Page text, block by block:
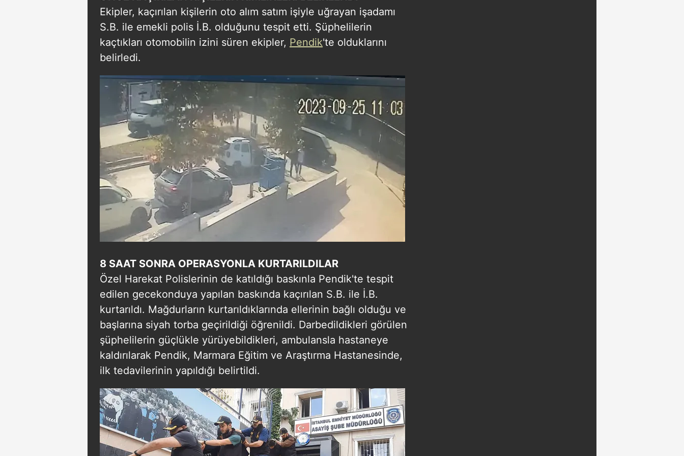
mevzuata uygun olarak kullanılan çerezlerle ilgili bilgi almak için lütfen
tıklayınız
Ekipler, kaçırılan kişilerin oto alım satım işiyle uğrayan işadamı
S.B. ile emekli polis İ.B. olduğunu tespit etti. Şüphelilerin
kaçtıkları otomobilin izini süren ekipler, Pendik'te olduklarını
belirledi.
8 SAAT SONRA OPERASYONLA KURTARILDILAR
Özel Harekat Polislerinin de katıldığı baskınla Pendik'te tespit
edilen gecekonduya yapılan baskında kaçırılan S.B. ile İ.B.
kurtarıldı. Mağdurların kurtarıldıklarında ellerinin bağlı olduğu ve
başlarına siyah torba geçirildiği öğrenildi. Darbedildikleri görülen
şüphelilerin güçlükle yürüyebildikleri, ambulansla hastaneye
kaldırılarak Pendik, Marmara Eğitim ve Araştırma Hastanesinde,
ilk tedavilerinin yapıldığı belirtildi.